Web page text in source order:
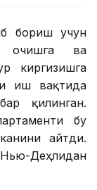
бориш учун
очишга ва
киргизишга
иш вақтида
қилинган.
бу
айтди.
Деҳлидан